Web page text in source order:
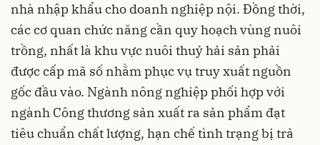
nhà nhập khẩu cho doanh nghiệp nội. Đồng thời,
các cơ quan chức năng cần quy hoạch vùng nuôi
trồng, nhất là khu vực nuôi thuỷ hải sản phải
được cấp mã số nhằm phục vụ truy xuất nguồn
gốc đầu vào. Ngành nông nghiệp phối hợp với
ngành Công thương sản xuất ra sản phẩm đạt
tiêu chuẩn chất lượng, hạn chế tình trạng bị trả